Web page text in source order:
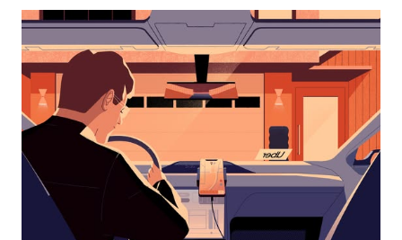
للأسفل
لاستخدام
التقويم
التاريخ.
اضغط
على
زر
الخروج
لإغلاق
التقويم.